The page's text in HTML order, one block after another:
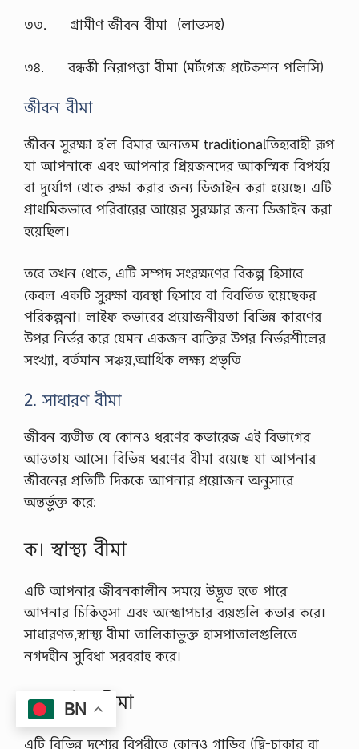
E
t
’
,
S
o
g
a
c
৩৩. গ্রামীণ জীবন বীমা (লাভসহ)
৩৪. বন্ধকী নিরাপত্তা বীমা (মর্টগেজ প্রটেকশন পলিসি)
জীবন বীমা
জীবন সুরক্ষা হ’ল বিমার অন্যতম traditionalতিহ্যবাহী রূপ
যা আপনাকে এবং আপনার প্রিয়জনদের আকস্মিক বিপর্যয়
বা দুর্যোগ থেকে রক্ষা করার জন্য ডিজাইন করা হয়েছে। এটি
প্রাথমিকভাবে পরিবারের আয়ের সুরক্ষার জন্য ডিজাইন করা
হয়েছিল।
তবে তখন থেকে, এটি সম্পদ সংরক্ষণের বিকল্প হিসাবে
কেবল একটি সুরক্ষা ব্যবস্থা হিসাবে বা বিবর্তিত হয়েছেকর
পরিকল্পনা। লাইফ কভারের প্রয়োজনীয়তা বিভিন্ন কারণের
উপর নির্ভর করে যেমন একজন ব্যক্তির উপর নির্ভরশীলের
সংখ্যা, বর্তমান সঞ্চয়,আর্থিক লক্ষ্য প্রভৃতি
2. সাধারণ বীমা
জীবন ব্যতীত যে কোনও ধরণের কভারেজ এই বিভাগের
আওতায় আসে। বিভিন্ন ধরণের বীমা রয়েছে যা আপনার
জীবনের প্রতিটি দিককে আপনার প্রয়োজন অনুসারে
অন্তর্ভুক্ত করে:
ক। স্বাস্থ্য বীমা
এটি আপনার জীবনকালীন সময়ে উদ্ভূত হতে পারে
আপনার চিকিত্সা এবং অস্ত্রোপচার ব্যয়গুলি কভার করে।
সাধারণত,স্বাস্থ্য বীমা তালিকাভুক্ত হাসপাতালগুলিতে
নগদহীন সুবিধা সরবরাহ করে।
খ। মোটর বীমা
এটি বিভিন্ন দৃশ্যের বিপরীতে কোনও গাড়ির (দ্বি-চাকার বা
BN